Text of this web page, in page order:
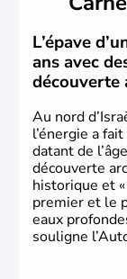
L’épave
ans avec
découverte
Au nord
l’énergie a
datant de
découverte
historique et
premier et le
eaux
souligne